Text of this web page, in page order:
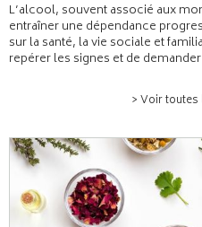
L’alcool, souvent associé aux
entraîner une dépendance
sur la santé, la vie sociale et
repérer les signes et de
> Voir